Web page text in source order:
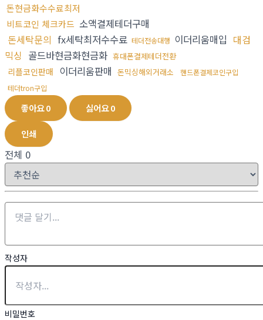
돈현금화수수료최저
비트코인 체크카드 소액결제테더구매
돈세탁문의 fx세탁최저수수료 테더전송대행 이더리움매입 대검
믹싱 골드바현금화현금화 휴대폰결제테더전환
리플코인판매 이더리움판매 돈믹싱해외거래소
핸드폰결제코인구입
테더tron구입
좋아요0 싫어요0
인쇄
전체 0
작성자
비밀번호